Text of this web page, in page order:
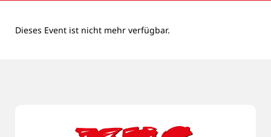
Dieses Event ist nicht mehr verfügbar.